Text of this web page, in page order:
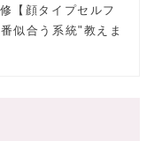
【顔タイプセルフ
似合う系統"教えま